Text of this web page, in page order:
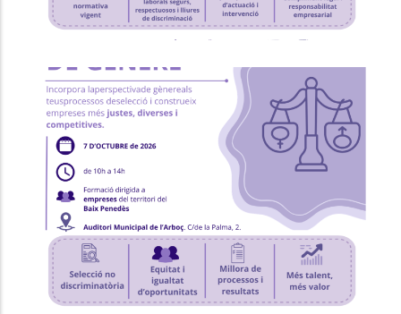
Formació "RRHH I Selecció Amb
Perspectiva De Gènere"
P. econòmica